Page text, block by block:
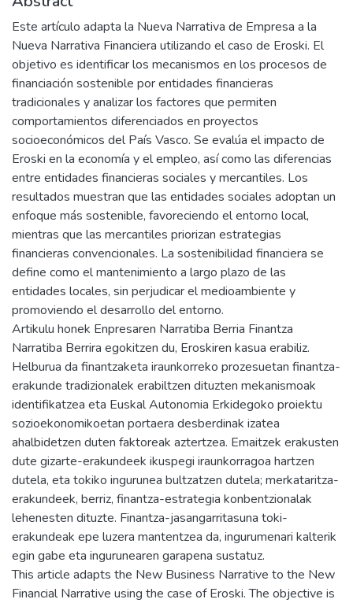
Este artículo adapta la Nueva Narrativa de Empresa a la
Nueva Narrativa Financiera utilizando el caso de Eroski. El
objetivo es identificar los mecanismos en los procesos de
financiación sostenible por entidades financieras
tradicionales y analizar los factores que permiten
comportamientos diferenciados en proyectos
socioeconómicos del País Vasco. Se evalúa el impacto de
Eroski en la economía y el empleo, así como las diferencias
entre entidades financieras sociales y mercantiles. Los
resultados muestran que las entidades sociales adoptan un
enfoque más sostenible, favoreciendo el entorno local,
mientras que las mercantiles priorizan estrategias
financieras convencionales. La sostenibilidad financiera se
define como el mantenimiento a largo plazo de las
entidades locales, sin perjudicar el medioambiente y
promoviendo el desarrollo del entorno.
Artikulu honek Enpresaren Narratiba Berria Finantza
Narratiba Berrira egokitzen du, Eroskiren kasua erabiliz.
Helburua da finantzaketa iraunkorreko prozesuetan finantza-
erakunde tradizionalek erabiltzen dituzten mekanismoak
identifikatzea eta Euskal Autonomia Erkidegoko proiektu
sozioekonomikoetan portaera desberdinak izatea
ahalbidetzen duten faktoreak aztertzea. Emaitzek erakusten
dute gizarte-erakundeek ikuspegi iraunkorragoa hartzen
dutela, eta tokiko ingurunea bultzatzen dutela; merkataritza-
erakundeek, berriz, finantza-estrategia konbentzionalak
lehenesten dituzte. Finantza-jasangarritasuna toki-
erakundeak epe luzera mantentzea da, ingurumenari kalterik
egin gabe eta ingurunearen garapena sustatuz.
This article adapts the New Business Narrative to the New
Financial Narrative using the case of Eroski. The objective is